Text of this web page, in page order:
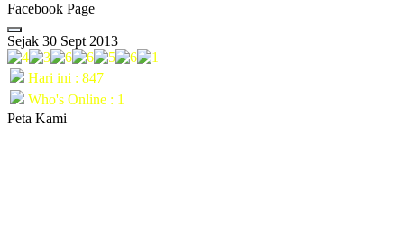
Facebook Page
Sejak 30 Sept 2013
Hari ini : 847
Who's Online : 1
Peta Kami